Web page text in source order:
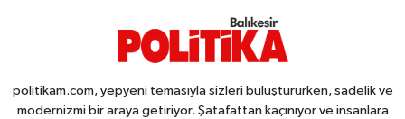
politikam.com, yepyeni temasıyla sizleri buluştururken, sadelik ve
modernizmi bir araya getiriyor. Şatafattan kaçınıyor ve insanlara